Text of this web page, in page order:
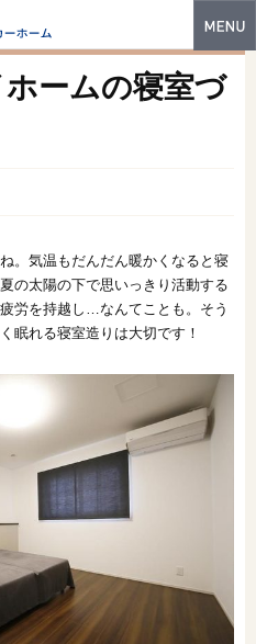
デルハウス
実例
ャラリー
の物件
セレクト
情報
ン相談会
ームの寝室づ
。気温もだんだん暖かくなると寝
の太陽の下で思いっきり活動する
労を持越し…なんてことも。そう
眠れる寝室造りは大切です！